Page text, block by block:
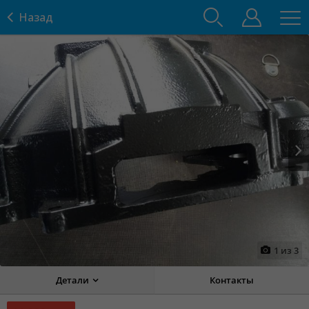
Назад
Prev Next
1 из 3
Детали Контакты